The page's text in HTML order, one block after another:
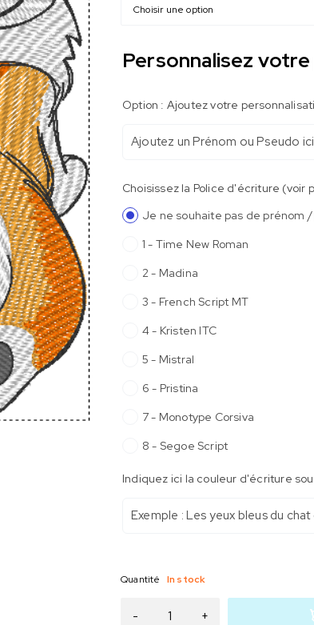
Personnalisez
Option : Ajoutez votre
Choisissez la Police d'écriture (voir
Je ne souhaite pas de prénom
1 - Time New Roman
2 - Madina
3 - French Script MT
4 - Kristen ITC
5 - Mistral
6 - Pristina
7 - Monotype Corsiva
8 - Segoe Script
Indiquez ici la couleur d'écriture
Quantité In stock